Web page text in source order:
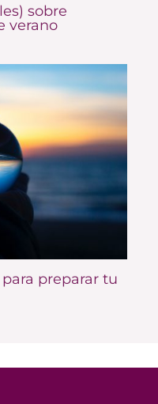
sobre
verano
preparar tu